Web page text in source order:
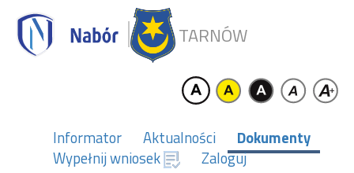
TARNÓW
Informator Aktualności
Dokumenty
Wypełnij wniosek
Zaloguj